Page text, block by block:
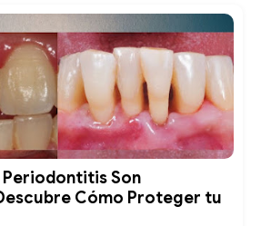
Periodontitis Son
Cómo Proteger tu